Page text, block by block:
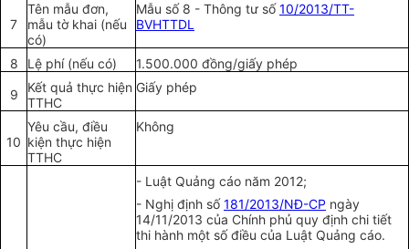
7
Tên mẫu đơn,
mẫu tờ khai (nếu
có)
Mẫu số 8 - Thông tư số10/2013/TT-
BVHTTDL
8 Lệ phí (nếu có) 1.500.000 đồng/giấy phép
9
Kết quả thực hiện
TTHC
Giấy phép
10
Yêu cầu, điều
kiện thực hiện
TTHC
Không
- Luật Quảng cáo năm 2012;
- Nghị định số181/2013/NĐ-CP ngày
14/11/2013 của Chính phủ quy định chi tiết
thi hành một số điều của Luật Quảng cáo.